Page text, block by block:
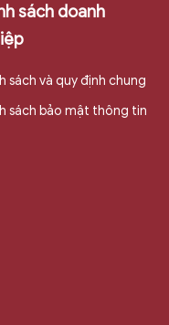
sách doanh
sách và quy định chung
sách bảo mật thông tin